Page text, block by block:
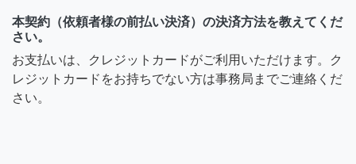
本契約（依頼者様の前払い決済）の決済方法を教えてくだ
さい。
お支払いは、クレジットカードがご利用いただけます。ク
レジットカードをお持ちでない方は事務局までご連絡くだ
さい。